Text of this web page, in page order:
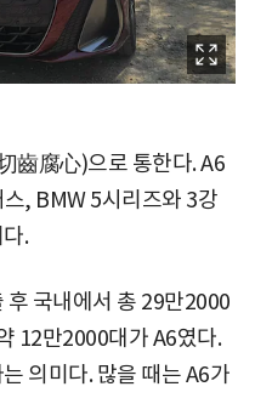
齒腐心)으로 통한다. A6
, BMW 5시리즈와 3강
.
국내에서 총 29만2000
12만2000대가 A6였다.
의미다. 많을 때는 A6가